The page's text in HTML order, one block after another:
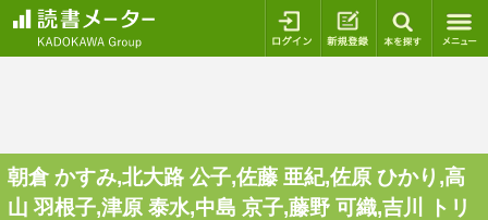
ログイン 新規登録
朝倉 かすみ,北大路 公子,佐藤 亜紀,佐原 ひかり,高
山 羽根子,津原 泰水,中島 京子,藤野 可織,吉川 トリ